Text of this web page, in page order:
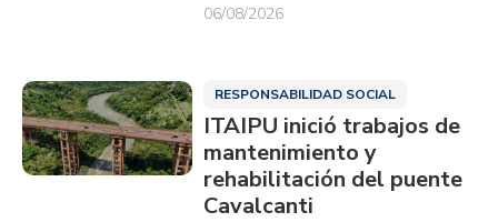
06/08/2026
RESPONSABILIDAD SOCIAL
ITAIPU inició trabajos de
mantenimiento y
rehabilitación del puente
Cavalcanti